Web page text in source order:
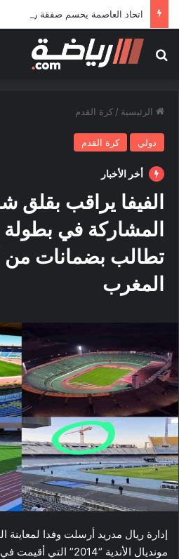
اتحاد العاصمة يحسم صفقة رمضاوي
بحث عن
الرئيسية / كرة القدم
دولي كرة القدم
أخر الأخبار
الفيفا يراقب بقلق
المشاركة في بطولة
تطالب بضمانات من
المغرب
إدارة ريال مدريد أرسلت وفدا
مونديال الأندية “2014” التي أقيمت في المغرب.